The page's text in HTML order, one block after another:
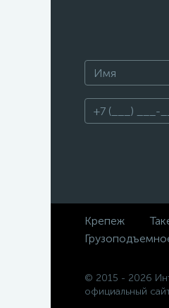
Крепеж
© 2015 - 2026
официальный